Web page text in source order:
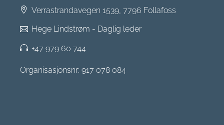
Verrastrandavegen 1539, 7796 Follafoss
Hege Lindstrøm - Daglig leder
+47 979 60 744
Organisasjonsnr: 917 078 084